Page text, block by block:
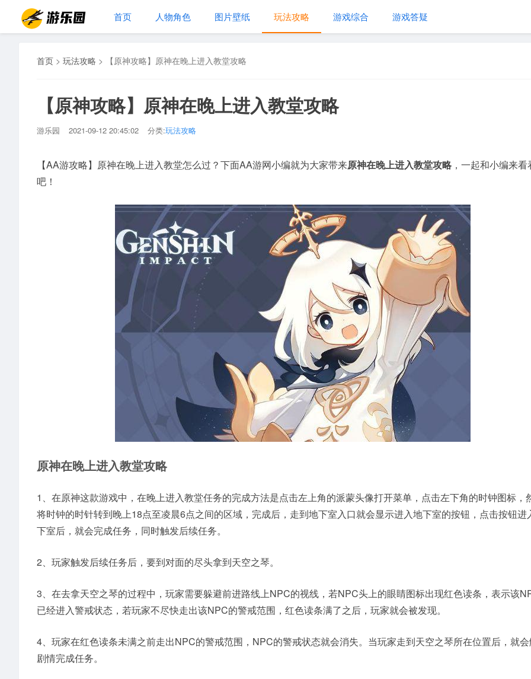
首页 人物角色 图片壁纸 玩法攻略 游戏综合 游戏答疑
首页 > 玩法攻略 > 【原神攻略】原神在晚上进入教堂攻略
【原神攻略】原神在晚上进入教堂攻略
游乐园 2021-09-12 20:45:02 分类:玩法攻略
【AA游攻略】原神在晚上进入教堂怎么过？下面AA游网小编就为大家带来原神在晚上进入教堂攻略 ，一起和小编来看
吧！
原神在晚上进入教堂攻略
1、在原神这款游戏中，在晚上进入教堂任务的完成方法是点击左上角的派蒙头像打开菜单，点击左下角的时钟图标，
将时钟的时针转到晚上18点至凌晨6点之间的区域，完成后，走到地下室入口就会显示进入地下室的按钮，点击按钮进
下室后，就会完成任务，同时触发后续任务。
2、玩家触发后续任务后，要到对面的尽头拿到天空之琴。
3、在去拿天空之琴的过程中，玩家需要躲避前进路线上NPC的视线，若NPC头上的眼睛图标出现红色读条，表示该
已经进入警戒状态，若玩家不尽快走出该NPC的警戒范围，红色读条满了之后，玩家就会被发现。
4、玩家在红色读条未满之前走出NPC的警戒范围，NPC的警戒状态就会消失。当玩家走到天空之琴所在位置后，就
剧情完成任务。